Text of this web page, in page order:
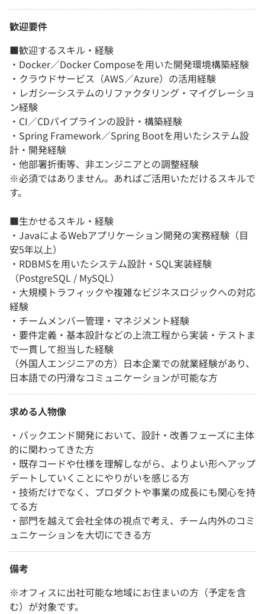
歓迎要件
■歓迎するスキル・経験
・Docker／Docker Composeを用いた開発環境構築経験
・クラウドサービス（AWS／Azure）の活用経験
・レガシーシステムのリファクタリング・マイグレーショ
ン経験
・CI／CDパイプラインの設計・構築経験
・Spring Framework／Spring Bootを用いたシステム設
計・開発経験
・他部署折衝等、非エンジニアとの調整経験
※必須ではありません。あればご活用いただけるスキルで
す。
■生かせるスキル・経験
・JavaによるWebアプリケーション開発の実務経験（目
安5年以上）
・RDBMSを用いたシステム設計・SQL実装経験
（PostgreSQL / MySQL）
・大規模トラフィックや複雑なビジネスロジックへの対応
経験
・チームメンバー管理・マネジメント経験
・要件定義・基本設計などの上流工程から実装・テストま
で一貫して担当した経験
（外国人エンジニアの方）日本企業での就業経験があり、
日本語での円滑なコミュニケーションが可能な方
求める人物像
・バックエンド開発において、設計・改善フェーズに主体
的に関わってきた方
・既存コードや仕様を理解しながら、よりよい形へアップ
デートしていくことにやりがいを感じる方
・技術だけでなく、プロダクトや事業の成長にも関心を持
てる方
・部門を越えて会社全体の視点で考え、チーム内外のコミ
ュニケーションを大切にできる方
備考
※オフィスに出社可能な地域にお住まいの方（予定を含
む）が対象です。